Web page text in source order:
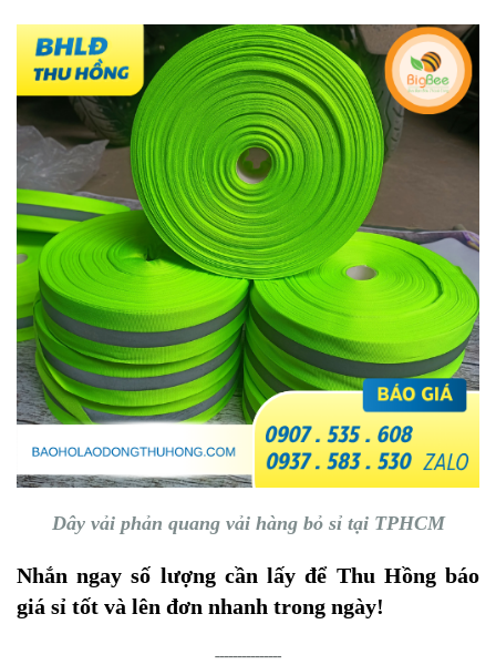
Dây vải phản quang vải hàng bỏ sỉ tại TPHCM
Nhắn ngay số lượng cần lấy để Thu Hồng báo
giá sỉ tốt và lên đơn nhanh trong ngày!
---------------